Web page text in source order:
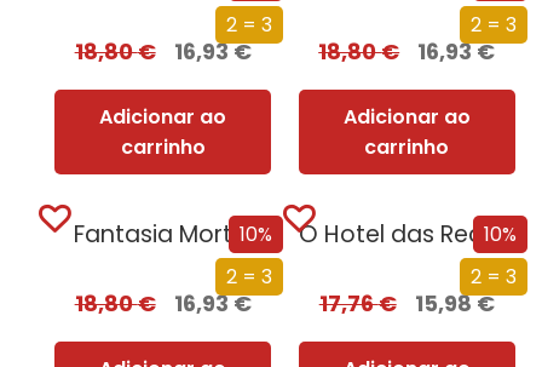
2 = 3
18,80€ 16,93€
Adicionar ao
carrinho
2 = 3
18,80€ 16,93€
Adicionar ao
carrinho
10%
2 = 3
Fantasia Mortal
18,80€ 16,93€
10%
2 = 3
O Hotel das Recordações
17,76€ 15,98€